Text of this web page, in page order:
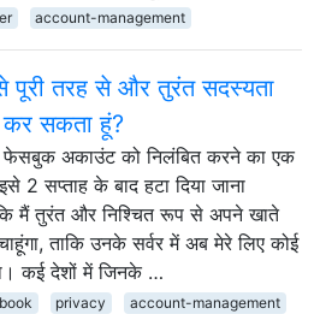
account-management
तरह से और तुरंत सदस्यता
सकता हूं?
फेसबुक अकाउंट को निलंबित करने का एक
2 सप्ताह के बाद हटा दिया जाना
मैं तुरंत और निश्चित रूप से अपने खाते
ताकि उनके सर्वर में अब मेरे लिए कोई
कई देशों में जिनके …
privacy account-management